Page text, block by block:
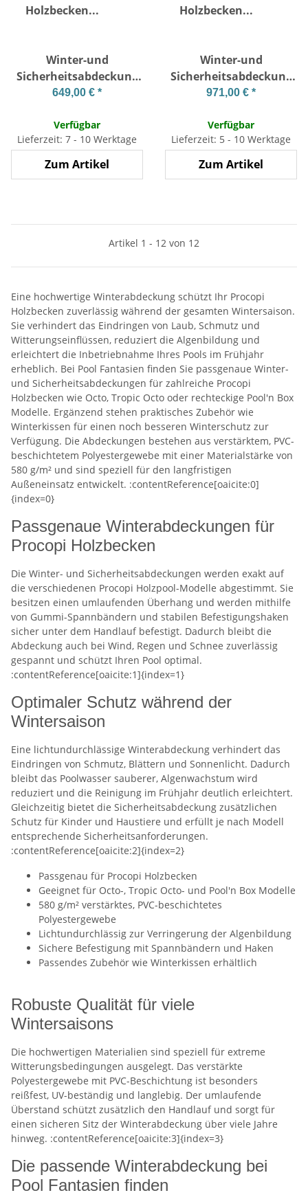
Winter-und
Sicherheitsabdeckung
für Holzbecken
649,00 € *
Verfügbar
Lieferzeit: 7 - 10 Werktage
Zum Artikel
Winter-und
Sicherheitsabdeckung
für Holzbecken
971,00 € *
Verfügbar
Lieferzeit: 5 - 10 Werktage
Zum Artikel
Artikel 1 - 12 von 12
Eine hochwertige Winterabdeckung schützt Ihr Procopi
Holzbecken zuverlässig während der gesamten Wintersaison.
Sie verhindert das Eindringen von Laub, Schmutz und
Witterungseinflüssen, reduziert die Algenbildung und
erleichtert die Inbetriebnahme Ihres Pools im Frühjahr
erheblich. Bei Pool Fantasien finden Sie passgenaue Winter-
und Sicherheitsabdeckungen für zahlreiche Procopi
Holzbecken wie Octo, Tropic Octo oder rechteckige Pool'n Box
Modelle. Ergänzend stehen praktisches Zubehör wie
Winterkissen für einen noch besseren Winterschutz zur
Verfügung. Die Abdeckungen bestehen aus verstärktem, PVC-
beschichtetem Polyestergewebe mit einer Materialstärke von
580 g/m² und sind speziell für den langfristigen
Außeneinsatz entwickelt. :contentReference[oaicite:0]
{index=0}
Passgenaue Winterabdeckungen für
Procopi Holzbecken
Die Winter- und Sicherheitsabdeckungen werden exakt auf
die verschiedenen Procopi Holzpool-Modelle abgestimmt. Sie
besitzen einen umlaufenden Überhang und werden mithilfe
von Gummi-Spannbändern und stabilen Befestigungshaken
sicher unter dem Handlauf befestigt. Dadurch bleibt die
Abdeckung auch bei Wind, Regen und Schnee zuverlässig
gespannt und schützt Ihren Pool optimal.
:contentReference[oaicite:1]{index=1}
Optimaler Schutz während der
Wintersaison
Eine lichtundurchlässige Winterabdeckung verhindert das
Eindringen von Schmutz, Blättern und Sonnenlicht. Dadurch
bleibt das Poolwasser sauberer, Algenwachstum wird
reduziert und die Reinigung im Frühjahr deutlich erleichtert.
Gleichzeitig bietet die Sicherheitsabdeckung zusätzlichen
Schutz für Kinder und Haustiere und erfüllt je nach Modell
entsprechende Sicherheitsanforderungen.
:contentReference[oaicite:2]{index=2}
Passgenau für Procopi Holzbecken
Geeignet für Octo-, Tropic Octo- und Pool'n Box Modelle
580 g/m² verstärktes, PVC-beschichtetes
Polyestergewebe
Lichtundurchlässig zur Verringerung der Algenbildung
Sichere Befestigung mit Spannbändern und Haken
Passendes Zubehör wie Winterkissen erhältlich
Robuste Qualität für viele
Wintersaisons
Die hochwertigen Materialien sind speziell für extreme
Witterungsbedingungen ausgelegt. Das verstärkte
Polyestergewebe mit PVC-Beschichtung ist besonders
reißfest, UV-beständig und langlebig. Der umlaufende
Überstand schützt zusätzlich den Handlauf und sorgt für
einen sicheren Sitz der Winterabdeckung über viele Jahre
hinweg. :contentReference[oaicite:3]{index=3}
Die passende Winterabdeckung bei
Pool Fantasien finden